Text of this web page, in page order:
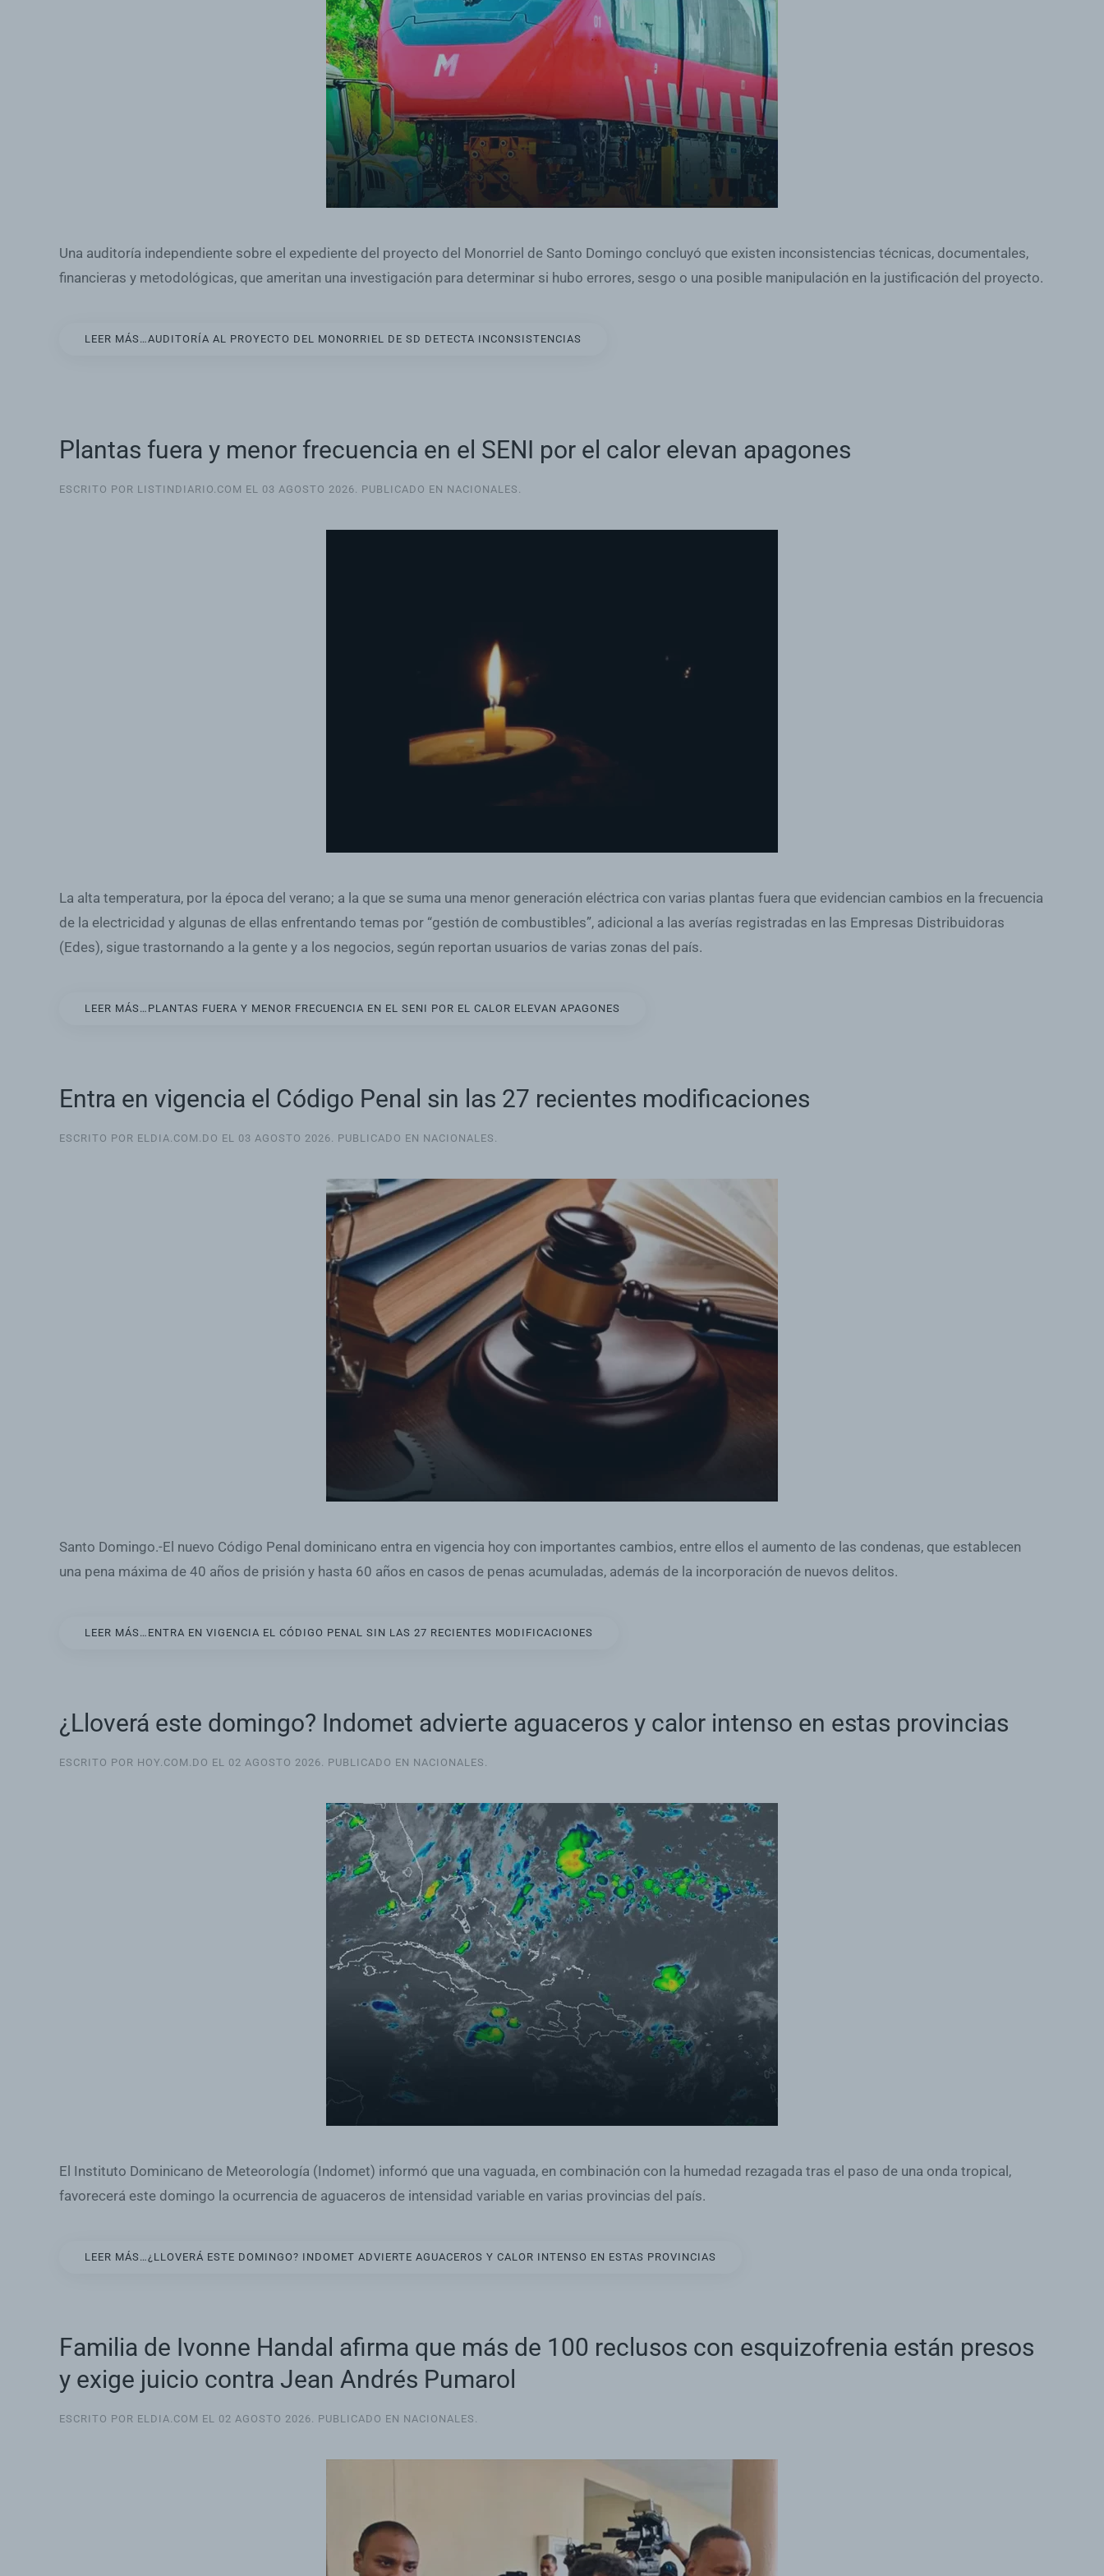
Una auditoría independiente sobre el expediente del proyecto del Monorriel de Santo Domingo concluyó que existen inconsistencias técnicas, documentales,
financieras y metodológicas, que ameritan una investigación para determinar si hubo errores, sesgo o una posible manipulación en la justificación del proyecto.
LEER MÁS…AUDITORÍA AL PROYECTO DEL MONORRIEL DE SD DETECTA INCONSISTENCIAS
Plantas fuera y menor frecuencia en el SENI por el calor elevan apagones
ESCRITO POR LISTINDIARIO.COM EL 03 AGOSTO 2026 . PUBLICADO EN NACIONALES
La alta temperatura, por la época del verano; a la que se suma una menor generación eléctrica con varias plantas fuera que evidencian cambios en la frecuencia
de la electricidad y algunas de ellas enfrentando temas por “gestión de combustibles”, adicional a las averías registradas en las Empresas Distribuidoras
(Edes), sigue trastornando a la gente y a los negocios, según reportan usuarios de varias zonas del país.
LEER MÁS…PLANTAS FUERA Y MENOR FRECUENCIA EN EL SENI POR EL CALOR ELEVAN APAGONES
Entra en vigencia el Código Penal sin las 27 recientes modificaciones
ESCRITO POR ELDIA.COM.DO EL 03 AGOSTO 2026 . PUBLICADO EN NACIONALES
Santo Domingo.-El nuevo Código Penal dominicano entra en vigencia hoy con importantes cambios, entre ellos el aumento de las condenas, que establecen
una pena máxima de 40 años de prisión y hasta 60 años en casos de penas acumuladas, además de la incorporación de nuevos delitos.
LEER MÁS…ENTRA EN VIGENCIA EL CÓDIGO PENAL SIN LAS 27 RECIENTES MODIFICACIONES
¿Lloverá este domingo? Indomet advierte aguaceros y calor intenso en estas provincias
ESCRITO POR HOY.COM.DO EL 02 AGOSTO 2026 . PUBLICADO EN NACIONALES
El Instituto Dominicano de Meteorología (Indomet) informó que una vaguada, en combinación con la humedad rezagada tras el paso de una onda tropical,
favorecerá este domingo la ocurrencia de aguaceros de intensidad variable en varias provincias del país.
LEER MÁS…¿LLOVERÁ ESTE DOMINGO? INDOMET ADVIERTE AGUACEROS Y CALOR INTENSO EN ESTAS PROVINCIAS
Familia de Ivonne Handal afirma que más de 100 reclusos con esquizofrenia están presos
y exige juicio contra Jean Andrés Pumarol
ESCRITO POR ELDIA.COM EL 02 AGOSTO 2026 . PUBLICADO EN NACIONALES